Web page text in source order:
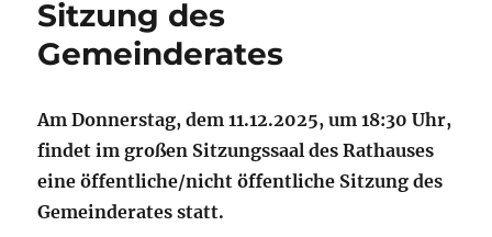
Sitzung des
Gemeinderates
Am Donnerstag, dem 11.12.2025, um 18:30 Uhr,
findet im großen Sitzungssaal des Rathauses
eine öffentliche/nicht öffentliche Sitzung des
Gemeinderates statt.